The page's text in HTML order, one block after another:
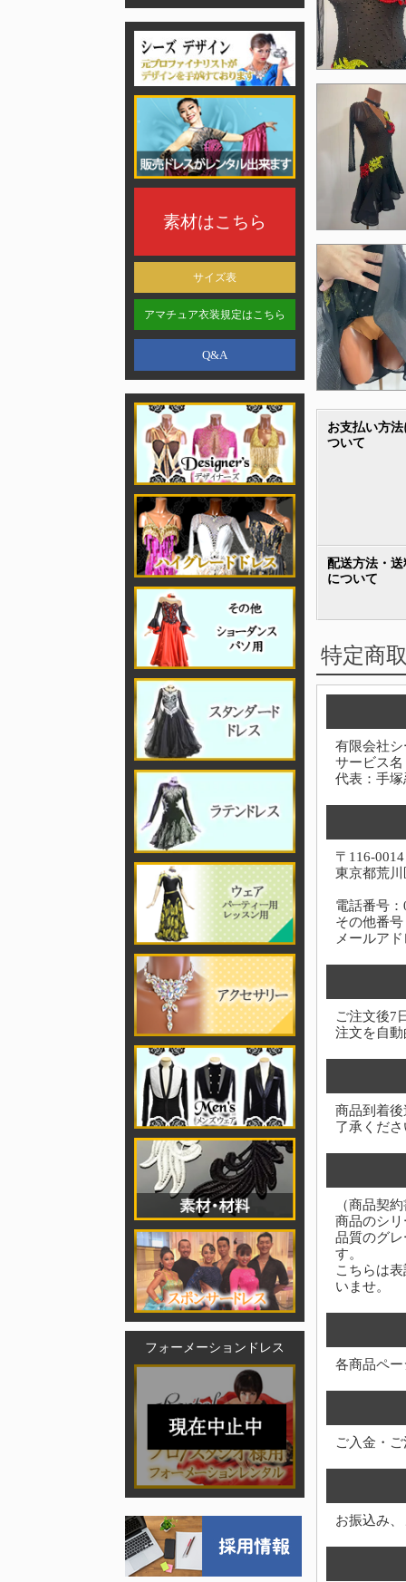
素材はこちら
サイズ表
アマチュア衣装規定はこちら
Q&A
フォーメーションドレス
お支払い方法
ついて
配送方法・送
について
特定商
有限会社シ
サービス
代表：手塚
〒116-0014
東京都荒
電話番号
その他番
メールア
ご注文後7
注文を自
商品到着
了承くだ
（商品契
商品のシ
品質のグ
す。
こちらは
いませ。
各商品ペ
ご入金・
お振込み